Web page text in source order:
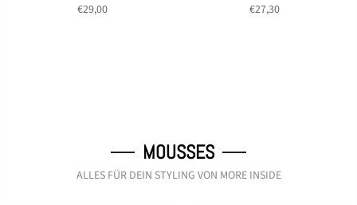
€29,00 €27,30
MOUSSES
ALLES FÜR DEIN STYLING VON MORE INSIDE